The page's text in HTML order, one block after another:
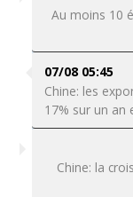
Au moins 10
07/08 05:45
Chine: les
17% sur un an
Chine: la